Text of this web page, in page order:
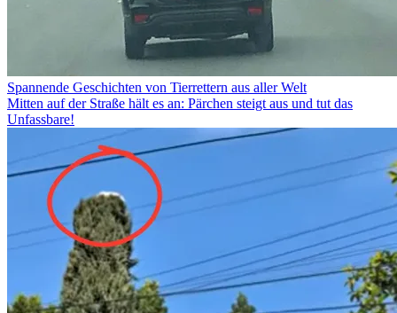
Spannende Geschichten von Tierrettern aus aller Welt
Mitten auf der Straße hält es an: Pärchen steigt aus und tut das
Unfassbare!